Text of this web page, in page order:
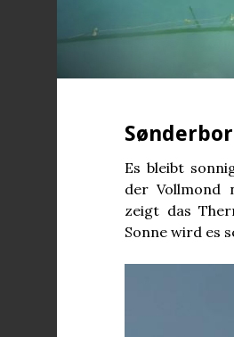
Es bleibt
der Vollmond
zeigt das
Sonne wird es